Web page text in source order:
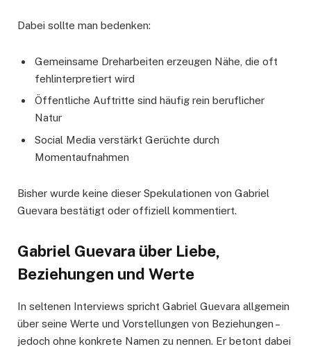
Dabei sollte man bedenken:
Gemeinsame Dreharbeiten erzeugen Nähe, die oft
fehlinterpretiert wird
Öffentliche Auftritte sind häufig rein beruflicher
Natur
Social Media verstärkt Gerüchte durch
Momentaufnahmen
Bisher wurde keine dieser Spekulationen von Gabriel
Guevara bestätigt oder offiziell kommentiert.
Gabriel Guevara über Liebe,
Beziehungen und Werte
In seltenen Interviews spricht Gabriel Guevara allgemein
über seine Werte und Vorstellungen von Beziehungen –
jedoch ohne konkrete Namen zu nennen. Er betont dabei